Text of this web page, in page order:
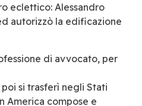
eclettico: Alessandro
autorizzò la edificazione
di avvocato, per
si trasferì negli Stati
America compose e